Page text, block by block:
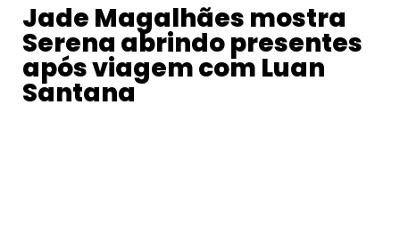
Jade Magalhães mostra
Serena abrindo presentes
após viagem com Luan
Santana